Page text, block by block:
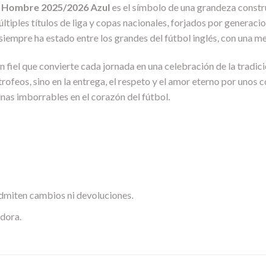
2025/2026 Azul es el símbolo de una grandeza
títulos de liga y copas nacionales, forjados por
ha estado entre los grandes del fútbol inglés, con una
fiel que convierte cada jornada en una celebración de la
sino en la entrega, el respeto y el amor eterno por unos
imborrables en el corazón del fútbol.
cambios ni devoluciones.